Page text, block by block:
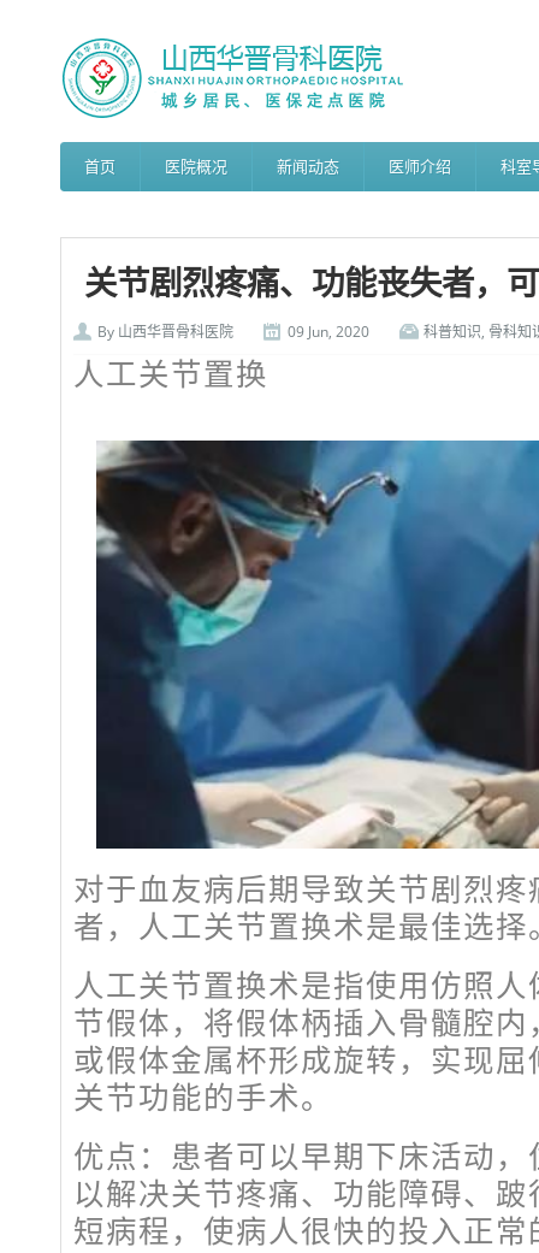
首页 医院概况 新闻动态 医师介绍 科室
关节剧烈疼痛、功能丧失者，
By 山西华晋骨科医院 09 Jun, 2020 科普知识, 骨科知
人工关节置换
对于血友病后期导致关节剧烈
者，人工关节置换术是最佳选择
人工关节置换术是指使用仿照
节假体，将假体柄插入骨髓腔
或假体金属杯形成旋转，实现
关节功能的手术。
优点：患者可以早期下床活动
以解决关节疼痛、功能障碍、
短病程，使病人很快的投入正